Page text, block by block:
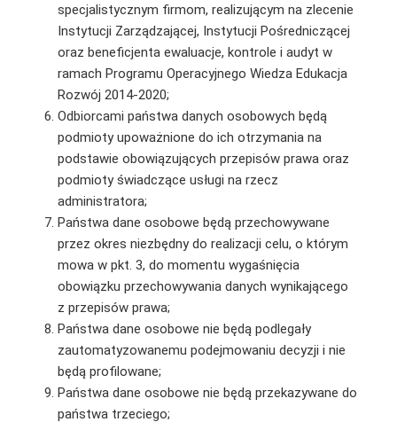
specjalistycznym firmom, realizującym na zlecenie
Instytucji Zarządzającej, Instytucji Pośredniczącej
oraz beneficjenta ewaluacje, kontrole i audyt w
ramach Programu Operacyjnego Wiedza Edukacja
Rozwój 2014-2020;
Odbiorcami państwa danych osobowych będą
podmioty upoważnione do ich otrzymania na
podstawie obowiązujących przepisów prawa oraz
podmioty świadczące usługi na rzecz
administratora;
Państwa dane osobowe będą przechowywane
przez okres niezbędny do realizacji celu, o którym
mowa w pkt. 3, do momentu wygaśnięcia
obowiązku przechowywania danych wynikającego
z przepisów prawa;
Państwa dane osobowe nie będą podlegały
zautomatyzowanemu podejmowaniu decyzji i nie
będą profilowane;
Państwa dane osobowe nie będą przekazywane do
państwa trzeciego;